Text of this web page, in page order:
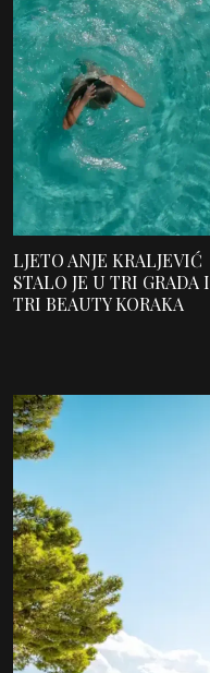
LJETO ANJE KRALJEVIĆ
STALO JE U TRI GRADA I
TRI BEAUTY KORAKA